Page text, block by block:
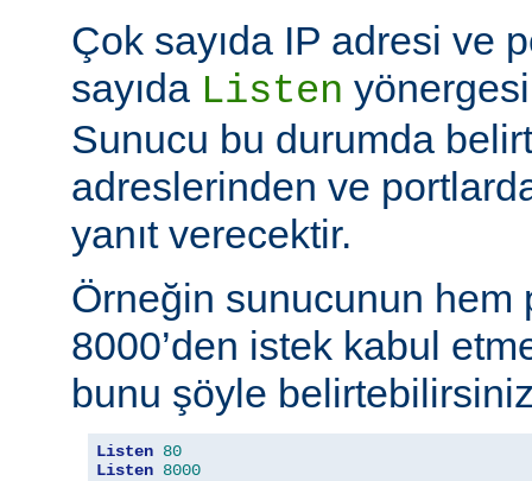
Çok sayıda IP adresi ve
sayıda Listen
Sunucu bu durumda
adreslerinden ve
yanıt verecektir.
Örneğin sunucunun hem
8000’den istek kabul
bunu şöyle
Listen 80
Listen 8000